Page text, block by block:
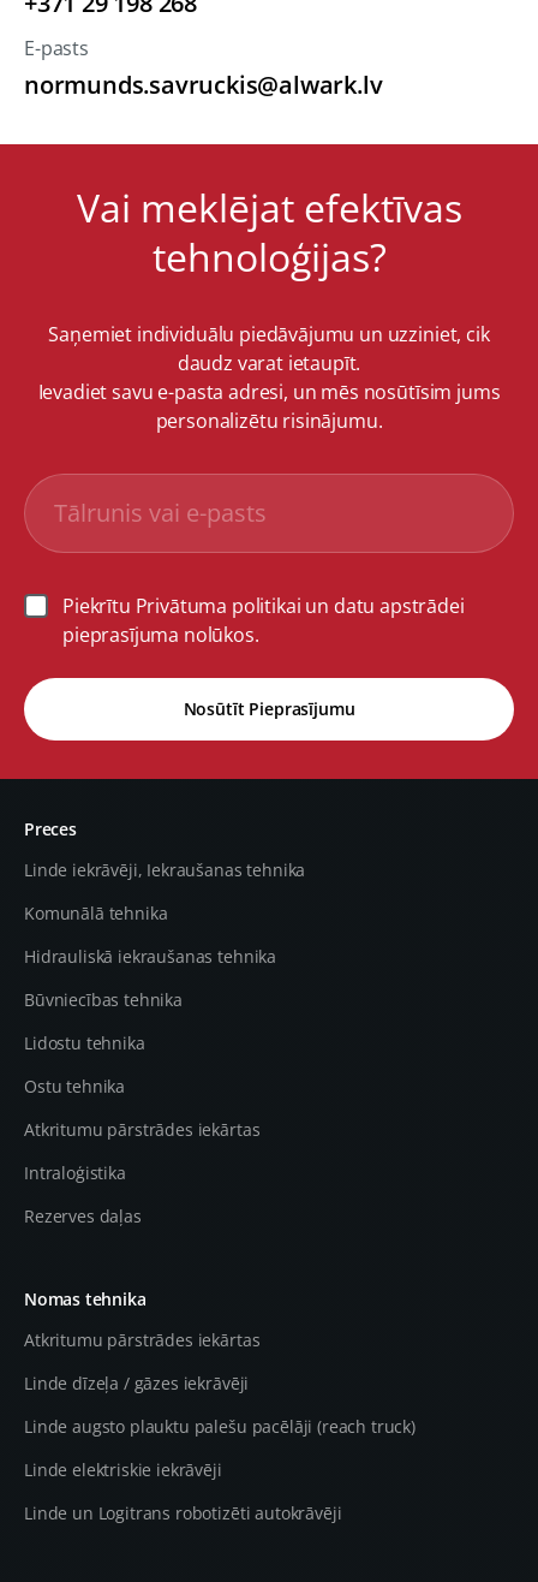
E-pasts
normunds.savruckis@alwark.lv
Vai meklējat efektīvas
tehnoloģijas?
Saņemiet individuālu piedāvājumu un uzziniet, cik
daudz varat ietaupīt.
Ievadiet savu e-pasta adresi, un mēs nosūtīsim jums
personalizētu risinājumu.
Piekrītu Privātuma politikai un datu apstrādei
pieprasījuma nolūkos.
Nosūtīt Pieprasījumu
Preces
Linde iekrāvēji, Iekraušanas tehnika
Komunālā tehnika
Hidrauliskā iekraušanas tehnika
Būvniecības tehnika
Lidostu tehnika
Ostu tehnika
Atkritumu pārstrādes iekārtas
Intraloģistika
Rezerves daļas
Nomas tehnika
Atkritumu pārstrādes iekārtas
Linde dīzeļa / gāzes iekrāvēji
Linde augsto plauktu palešu pacēlāji (reach truck)
Linde elektriskie iekrāvēji
Linde un Logitrans robotizēti autokrāvēji